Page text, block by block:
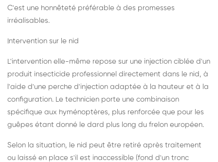
C'est une honnêteté préférable à des promesses
irréalisables.
Intervention sur le nid
L'intervention elle-même repose sur une injection ciblée d'un
produit insecticide professionnel directement dans le nid, à
l'aide d'une perche d'injection adaptée à la hauteur et à la
configuration. Le technicien porte une combinaison
spécifique aux hyménoptères, plus renforcée que pour les
guêpes étant donné le dard plus long du frelon européen.
Selon la situation, le nid peut être retiré après traitement
ou laissé en place s'il est inaccessible (fond d'un tronc